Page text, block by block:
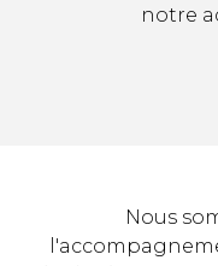
notre
Nous